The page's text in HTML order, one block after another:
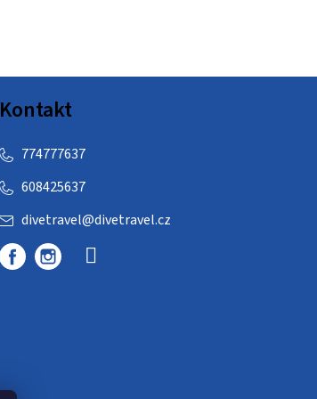
Kontakt
divetravel@divetravel.cz
608425637
774777637